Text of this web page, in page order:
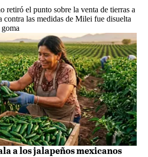
retiró el punto sobre la venta de tierras a
contra las medidas de Milei fue disuelta
a los jalapeños mexicanos